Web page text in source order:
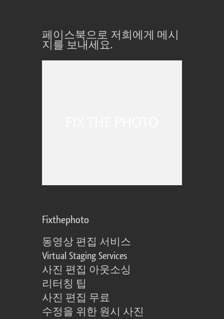
페이스북으로 저희에게 메시
지를 보내세요.
Fixthephoto
동영상 편집 서비스
Virtual Staging Services
사진 편집 아웃소싱
리터칭 팁
사진 편집 무료
수정을 위한 원시 사진